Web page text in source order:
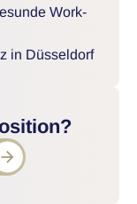
Work-
in Düsseldorf